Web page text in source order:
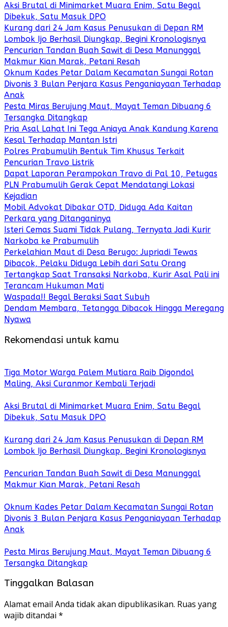
Aksi Brutal di Minimarket Muara Enim, Satu Begal
Dibekuk, Satu Masuk DPO
Kurang dari 24 Jam Kasus Penusukan di Depan RM
Lombok Ijo Berhasil Diungkap, Begini Kronologisnya
Pencurian Tandan Buah Sawit di Desa Manunggal
Makmur Kian Marak, Petani Resah
Oknum Kades Petar Dalam Kecamatan Sungai Rotan
Divonis 3 Bulan Penjara Kasus Penganiayaan Terhadap
Anak
Pesta Miras Berujung Maut, Mayat Teman Dibuang 6
Tersangka Ditangkap
Pria Asal Lahat Ini Tega Aniaya Anak Kandung Karena
Kesal Terhadap Mantan Istri
Polres Prabumulih Bentuk Tim Khusus Terkait
Pencurian Travo Listrik
Dapat Laporan Perampokan Travo di Pal 10, Petugas
PLN Prabumulih Gerak Cepat Mendatangi Lokasi
Kejadian
Mobil Advokat Dibakar OTD, Diduga Ada Kaitan
Perkara yang Ditanganinya
Isteri Cemas Suami Tidak Pulang, Ternyata Jadi Kurir
Narkoba ke Prabumulih
Perkelahian Maut di Desa Berugo: Jupriadi Tewas
Dibacok, Pelaku Diduga Lebih dari Satu Orang
Tertangkap Saat Transaksi Narkoba, Kurir Asal Pali ini
Terancam Hukuman Mati
Waspada!! Begal Beraksi Saat Subuh
Dendam Membara, Tetangga Dibacok Hingga Meregang
Nyawa
Rekomendasi untuk kamu
Tiga Motor Warga Palem Mutiara Raib Digondol
Maling, Aksi Curanmor Kembali Terjadi
Aksi Brutal di Minimarket Muara Enim, Satu Begal
Dibekuk, Satu Masuk DPO
Kurang dari 24 Jam Kasus Penusukan di Depan RM
Lombok Ijo Berhasil Diungkap, Begini Kronologisnya
Pencurian Tandan Buah Sawit di Desa Manunggal
Makmur Kian Marak, Petani Resah
Oknum Kades Petar Dalam Kecamatan Sungai Rotan
Divonis 3 Bulan Penjara Kasus Penganiayaan Terhadap
Anak
Pesta Miras Berujung Maut, Mayat Teman Dibuang 6
Tersangka Ditangkap
Tinggalkan Balasan
Alamat email Anda tidak akan dipublikasikan. Ruas yang
wajib ditandai *